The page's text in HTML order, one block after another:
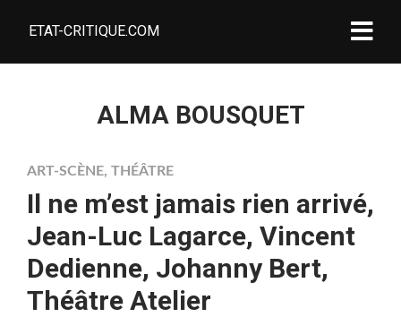
ETAT-CRITIQUE.COM
ALMA BOUSQUET
ART-SCÈNE, THÉÂTRE
Il ne m’est jamais rien arrivé,
Jean-Luc Lagarce, Vincent
Dedienne, Johanny Bert,
Théâtre Atelier